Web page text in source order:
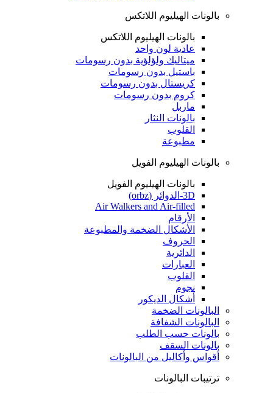
بالونات الهيليوم اللاتكس
بالونات الهيليوم اللاتكس
عادية لون واحد
ميتاليك ولؤلؤية بدون رسومات
باستيل بدون رسومات
كريستال بدون رسومات
كروم بدون رسومات
ماربل
بالونات النثار
القلوب
مطبوعة
بالونات الهيليوم الفويل
بالونات الهيليوم الفويل
3D-الدوائر (orbz)
Air Walkers and Air-filled
الأرقام
الأشكال الضخمة والمطبوعة
الحروف
الدائرية
العبارات
القلوب
نجوم
أشكال الديكور
البالونات الضخمة
البالونات الشفافة
بالونات حسب الطلب
بالونات السقف
أقواس وأكاليل من البالونات
ترتيبات البالونات